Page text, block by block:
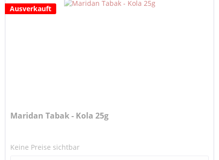
Ausverkauft
Maridan Tabak - Kola 25g
Keine Preise sichtbar